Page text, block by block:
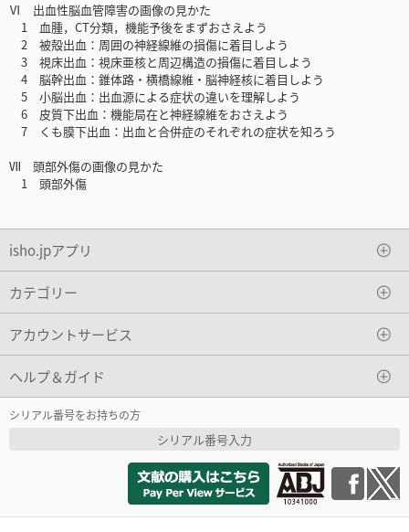
Ⅵ 出血性脳血管障害の画像の見かた
1 血腫，CT分類，機能予後をまずおさえよう
2 被殻出血：周囲の神経線維の損傷に着目しよう
3 視床出血：視床亜核と周辺構造の損傷に着目しよう
4 脳幹出血：錐体路・横橋線維・脳神経核に着目しよう
5 小脳出血：出血源による症状の違いを理解しよう
6 皮質下出血：機能局在と神経線維をおさえよう
7 くも膜下出血：出血と合併症のそれぞれの症状を知ろう
Ⅶ 頭部外傷の画像の見かた
1 頭部外傷
isho.jpアプリ
カテゴリー
アカウントサービス
ヘルプ＆ガイド
シリアル番号をお持ちの方
シリアル番号入力